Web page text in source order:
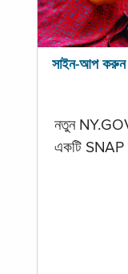
সাইন-আপ করুন
নতুন
একটি SNAP